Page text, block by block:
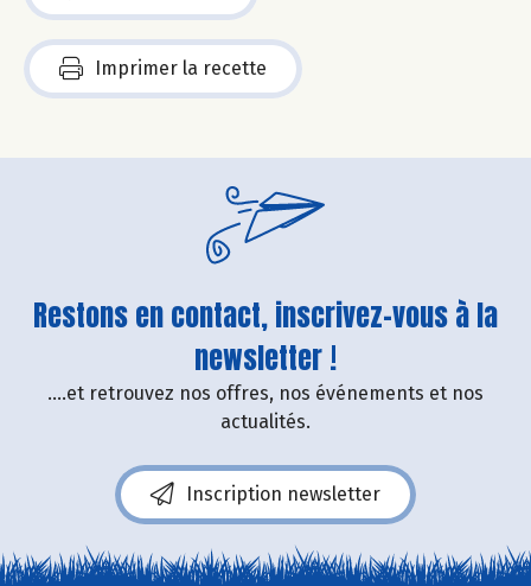
Imprimer la recette
Restons en contact, inscrivez-vous à la
newsletter !
....et retrouvez nos offres, nos événements et nos
actualités.
Inscription newsletter